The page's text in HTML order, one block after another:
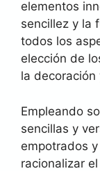
elementos
sencillez y la
todos los
elección de
la
Empleando
sencillas y
empotrados
racionalizar